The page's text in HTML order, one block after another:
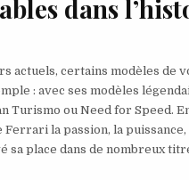
dans
actuels, certains modèles de
: avec ses modèles
Turismo ou Need for Speed.
la passion, la
place dans de nombreux